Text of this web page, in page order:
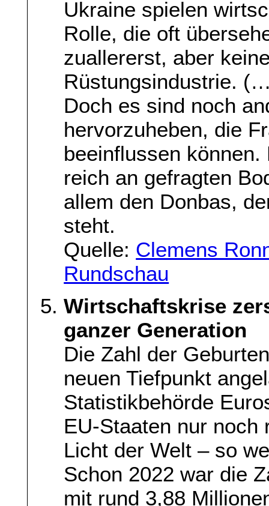
Ukraine spielen
Rolle, die oft
zuallererst, aber
Rüstungsindustrie.
Doch es sind noch
hervorzuheben, die
beeinflussen
reich an gefragten
allem den Donbas,
steht.
Quelle: Clemens
Rundschau
Wirtschaftskrise
ganzer Generation
Die Zahl der
neuen Tiefpunkt
Statistikbehörde
EU-Staaten nur noch
Licht der Welt – so
Schon 2022 war die
mit rund 3,88